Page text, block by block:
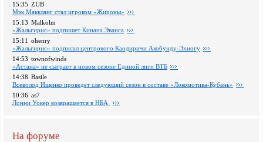
15:35 ZUB
Мэк Маккланг стал игроком «Жироны»
15:13 Malkolm
«Жальгирис» подпишет Кинана Эванса
15:11 ohenry
«Жальгирис» подписал центрового Каодиричи Акобунду-Эхиогу
14:53 townofwinds
«Астана» не сыграет в новом сезоне Единой лиги ВТБ
14:38 Basile
Всеволод Ищенко проведет следующий сезон в составе «Локомотива-Кубань»
10:36 as7
Лонни Уокер возвращается в НБА
На форуме